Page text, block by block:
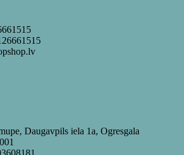
Daugavpils iela 1a, Ogresgala